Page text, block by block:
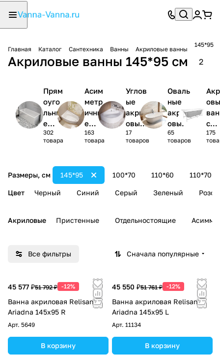
Главная Каталог Сантехника Ванны Акриловые ванны
145*95
Акриловые ванны 145*95 см 2
Прям
оуго
льны
е
акри
ловы
ванн
ы
302
товара
Асим
метр
ичны
е
акри
ловы
ванн
163
товара
Углов
ые
акрил
овые
ванны
1/4
17
товаров
Оваль
ные
акрил
овые
ванны
65
товаров
с
сом
)
175
Размеры, см 100*70 110*60 110*70
145*95
Цвет Черный Синий Серый Зеленый
Акриловые Пристенные Отдельностоящие
Все фильтры Сначала популярные
45 577 ₽51 792 ₽ -12%
Ванна акриловая Relisan
Ariadna 145х95 R
Арт. 5649
В корзину
45 550 ₽51 761 ₽ -12%
Ванна акриловая Relisan
Ariadna 145х95 L
Арт. 11134
В корзину